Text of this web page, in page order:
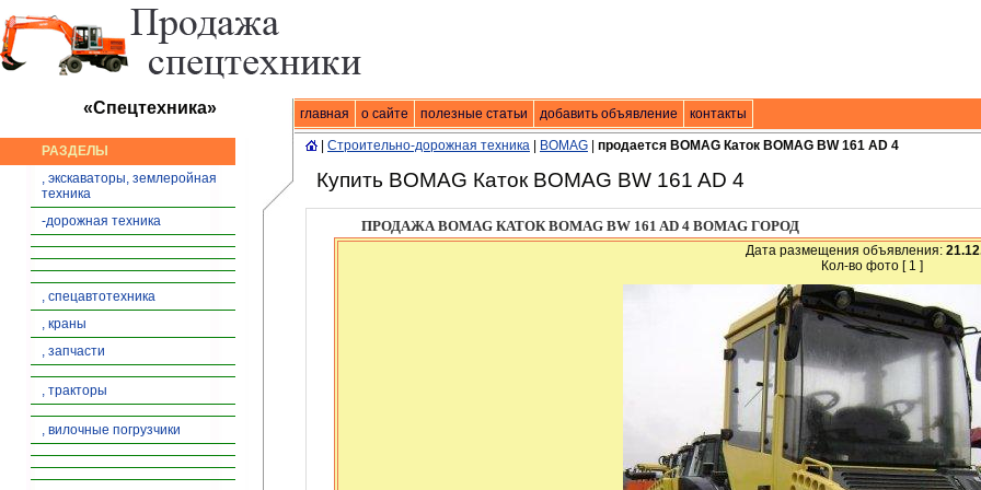
главная о сайте полезные статьи добавить объявление контакты
«Спецтехника» Спецтехника| продажа спец. техники|контакты
РАЗДЕЛЫ
, экскаваторы, землеройная
техника
-дорожная техника
, спецавтотехника
, краны
, запчасти
, тракторы
, вилочные погрузчики
Строительно-дорожная техника BOMAG продается BOMAG Каток BOMAG BW 161 AD 4
Купить BOMAG Каток BOMAG BW 161 AD 4
ПРОДАЖА BOMAG КАТОК BOMAG BW 161 AD 4 BOMAG ГОРОД
Дата размещения объявления:
Кол-во фото [ 1 ]